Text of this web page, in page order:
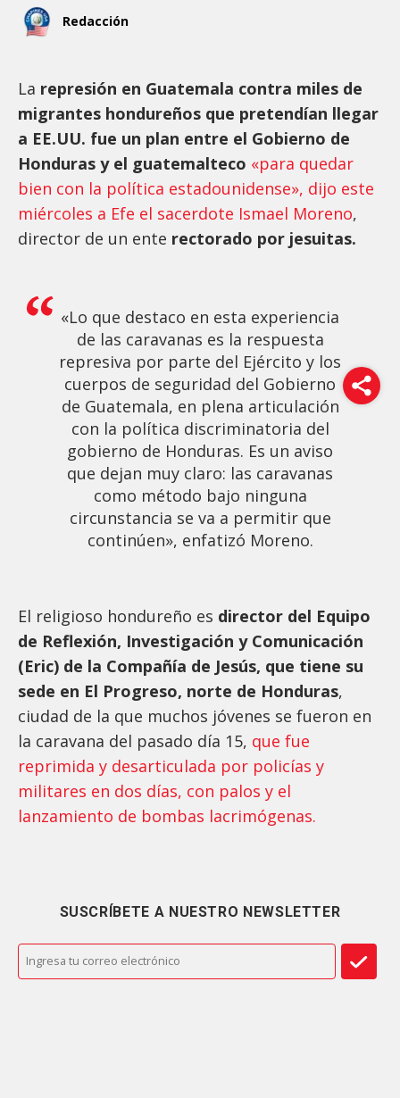
Redacción
La represión en Guatemala contra miles de
migrantes hondureños que pretendían llegar
a EE.UU. fue un plan entre el Gobierno de
Honduras y el guatemalteco «para quedar
bien con la política estadounidense», dijo este
miércoles a Efe el sacerdote Ismael Moreno,
director de un ente rectorado por jesuitas.
«Lo que destaco en esta experiencia
de las caravanas es la respuesta
represiva por parte del Ejército y los
cuerpos de seguridad del Gobierno
de Guatemala, en plena articulación
con la política discriminatoria del
gobierno de Honduras. Es un aviso
que dejan muy claro: las caravanas
como método bajo ninguna
circunstancia se va a permitir que
continúen», enfatizó Moreno.
El religioso hondureño es director del Equipo
de Reflexión, Investigación y Comunicación
(Eric) de la Compañía de Jesús, que tiene su
sede en El Progreso, norte de Honduras,
ciudad de la que muchos jóvenes se fueron en
la caravana del pasado día 15, que fue
reprimida y desarticulada por policías y
militares en dos días, con palos y el
lanzamiento de bombas lacrimógenas.
SUSCRÍBETE A NUESTRO NEWSLETTER